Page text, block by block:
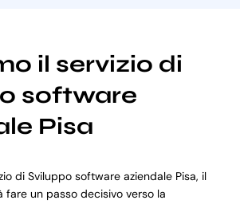
il servizio di
software
Pisa
di Sviluppo software aziendale Pisa, il
fare un passo decisivo verso la